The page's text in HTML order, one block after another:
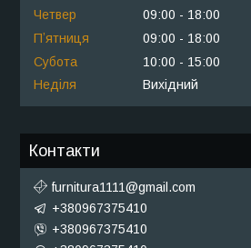
Четвер
09:00
18:00
Пʼятниця
09:00
18:00
Субота
10:00
15:00
Неділя
Вихідний
Контакти
furnitura1111@gmail.com
+380967375410
+380967375410